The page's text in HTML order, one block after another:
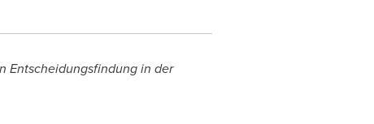
Entscheidungsfindung in der